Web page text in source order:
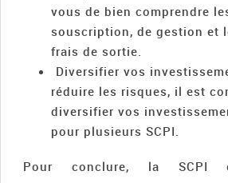
vous de bien comprendre
souscription, de gestion et
frais de sortie.
Diversifier vos
réduire les risques, il est
diversifier vos
pour plusieurs SCPI.
Pour conclure, la SCPI